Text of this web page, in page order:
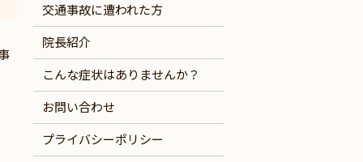
交通事故に遭われた方
院長紹介
こんな症状はありませんか？
お問い合わせ
プライバシーポリシー